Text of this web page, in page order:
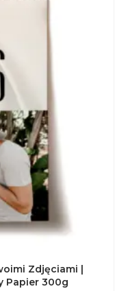
Zdjęciami |
Papier 300g